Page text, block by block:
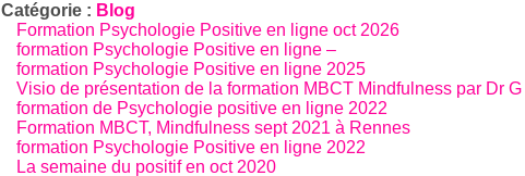
Catégorie : Blog
Formation Psychologie Positive en ligne oct 2026
formation Psychologie Positive en ligne –
formation Psychologie Positive en ligne 2025
Visio de présentation de la formation MBCT Mindfulness par Dr
formation de Psychologie positive en ligne 2022
Formation MBCT, Mindfulness sept 2021 à Rennes
formation Psychologie Positive en ligne 2022
La semaine du positif en oct 2020